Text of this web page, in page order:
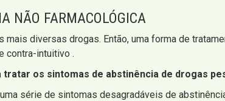
NÃO FARMACOLÓGICA
diversas drogas. Então, uma forma de
contra-intuitivo .
os sintomas de abstinência de drogas
série de sintomas desagradáveis ​​de